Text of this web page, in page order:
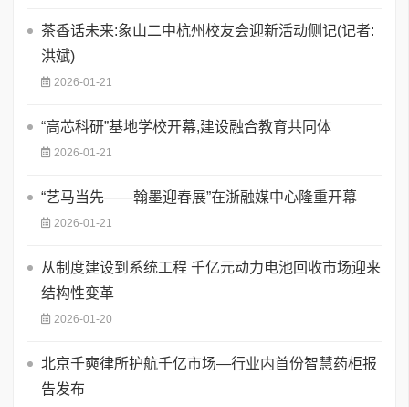
茶香话未来:象山二中杭州校友会迎新活动侧记(记者:
洪斌)
2026-01-21
“高芯科研”基地学校开幕,建设融合教育共同体
2026-01-21
“艺马当先——翰墨迎春展”在浙融媒中心隆重开幕
2026-01-21
从制度建设到系统工程 千亿元动力电池回收市场迎来
结构性变革
2026-01-20
北京千奭律所护航千亿市场—行业内首份智慧药柜报
告发布